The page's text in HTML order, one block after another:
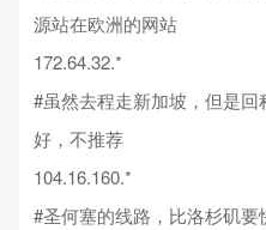
源站在欧洲的网站
172.64.32.*
#虽然去程走新加坡，但是
好，不推荐
104.16.160.*
#圣何塞的线路，比洛杉矶要